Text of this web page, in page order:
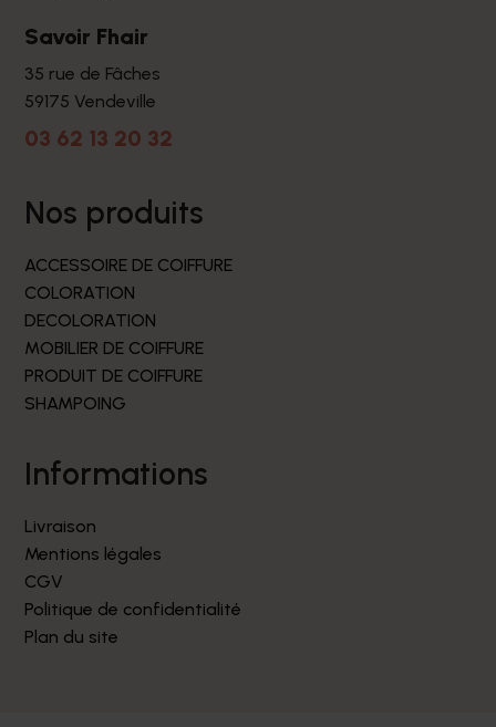
Savoir Fhair
35 rue de Fâches
59175 Vendeville
03 62 13 20 32
nos produits
ACCESSOIRE DE COIFFURE
COLORATION
DECOLORATION
MOBILIER DE COIFFURE
PRODUIT DE COIFFURE
SHAMPOING
informations
Livraison
Mentions légales
CGV
Politique de confidentialité
Plan du site